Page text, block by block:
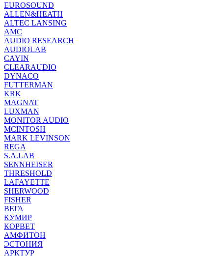
EUROSOUND
ALLEN&HEATH
ALTEC LANSING
AMC
AUDIO RESEARCH
AUDIOLAB
CAYIN
CLEARAUDIO
DYNACO
FUTTERMAN
KRK
MAGNAT
LUXMAN
MONITOR AUDIO
MCINTOSH
MARK LEVINSON
REGA
S.A.LAB
SENNHEISER
THRESHOLD
LAFAYETTE
SHERWOOD
FISHER
ВЕГА
КУМИР
КОРВЕТ
АМФИТОН
ЭСТОНИЯ
АРКТУР